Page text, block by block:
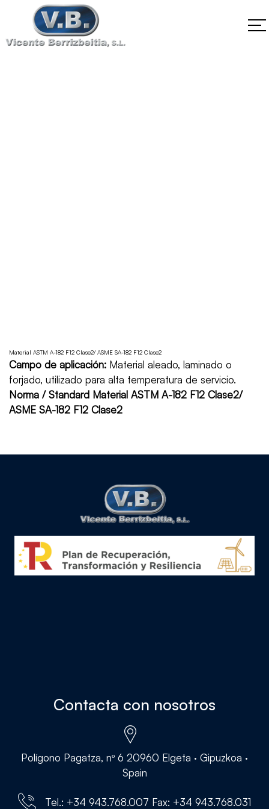
Material ASTM A-182 F12 Clase2/ ASME SA-182 F12 Clase2
Campo de aplicación: Material aleado, laminado o
forjado, utilizado para alta temperatura de servicio.
Norma / Standard Material ASTM A-182 F12 Clase2/
ASME SA-182 F12 Clase2
Contacta con nosotros
Polígono Pagatza, nº 6 20960 Elgeta · Gipuzkoa ·
Spain
Tel.: +34 943.768.007 Fax: +34 943.768.031